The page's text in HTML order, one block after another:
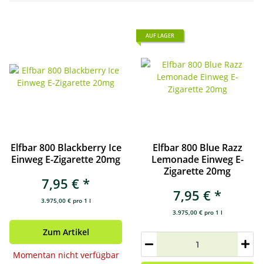
Elfbar 800 Blackberry Ice
Einweg E-Zigarette 20mg
7,95 € *
3.975,00 € pro 1 l
Zum Artikel
Momentan nicht verfügbar
AUF LAGER
Elfbar 800 Blue Razz
Lemonade Einweg E-
Zigarette 20mg
7,95 € *
3.975,00 € pro 1 l